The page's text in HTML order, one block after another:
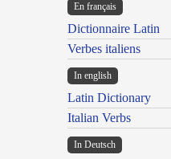
En français
Dictionnaire Latin
Verbes italiens
In english
Latin Dictionary
Italian Verbs
In Deutsch